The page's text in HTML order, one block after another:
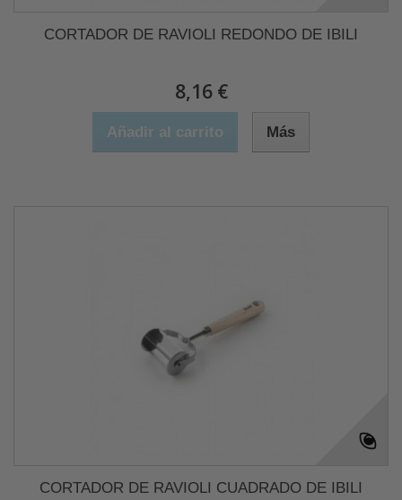
CORTADOR DE RAVIOLI REDONDO DE IBILI
8,16 €
Añadir al carrito Más
CORTADOR DE RAVIOLI CUADRADO DE IBILI